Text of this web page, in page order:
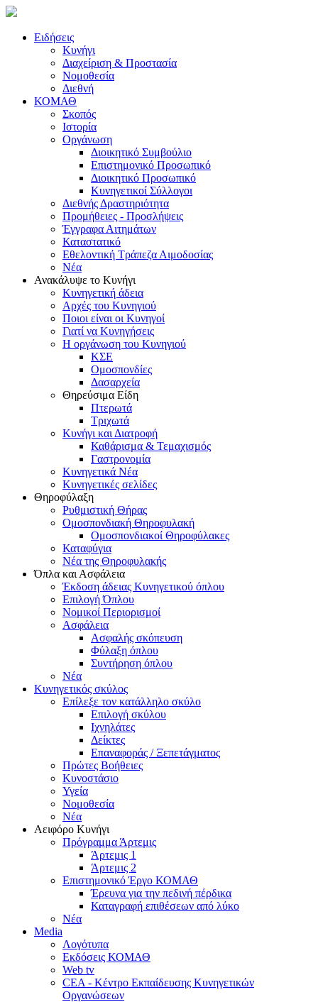
Ειδήσεις
Κυνήγι
Διαχείριση & Προστασία
Νομοθεσία
Διεθνή
ΚΟΜΑΘ
Σκοπός
Ιστορία
Οργάνωση
Διοικητικό Συμβούλιο
Επιστημονικό Προσωπικό
Διοικητικό Προσωπικό
Κυνηγετικοί Σύλλογοι
Διεθνής Δραστηριότητα
Προμήθειες - Προσλήψεις
Έγγραφα Αιτημάτων
Καταστατικό
Εθελοντική Τράπεζα Αιμοδοσίας
Νέα
Ανακάλυψε το Κυνήγι
Κυνηγετική άδεια
Αρχές του Κυνηγιού
Ποιοι είναι οι Κυνηγοί
Γιατί να Κυνηγήσεις
Η οργάνωση του Κυνηγιού
ΚΣΕ
Ομοσπονδίες
Δασαρχεία
Θηρεύσιμα Είδη
Πτερωτά
Τριχωτά
Κυνήγι και Διατροφή
Καθάρισμα & Τεμαχισμός
Γαστρονομία
Κυνηγετικά Νέα
Κυνηγετικές σελίδες
Θηροφύλαξη
Ρυθμιστική Θήρας
Ομοσπονδιακή Θηροφυλακή
Oμοσπονδιακοί Θηροφύλακες
Καταφύγια
Νέα της Θηροφυλακής
Όπλα και Ασφάλεια
Έκδοση άδειας Κυνηγετικού όπλου
Επιλογή Όπλου
Νομικοί Περιορισμοί
Ασφάλεια
Ασφαλής σκόπευση
Φύλαξη όπλου
Συντήρηση όπλου
Νέα
Κυνηγετικός σκύλος
Επίλεξε τον κατάλληλο σκύλο
Επιλογή σκύλου
Ιχνηλάτες
Δείκτες
Επαναφοράς / Ξεπετάγματος
Πρώτες Βοήθειες
Κυνοστάσιο
Υγεία
Νομοθεσία
Νέα
Αειφόρο Κυνήγι
Πρόγραμμα Άρτεμις
Άρτεμις 1
Άρτεμις 2
Επιστημονικό Έργο ΚΟΜΑΘ
Έρευνα για την πεδινή πέρδικα
Καταγραφή επιθέσεων από λύκο
Νέα
Media
Λογότυπα
Εκδόσεις ΚΟΜΑΘ
Web tv
CEA - Κέντρο Εκπαίδευσης Κυνηγετικών
Οργανώσεων